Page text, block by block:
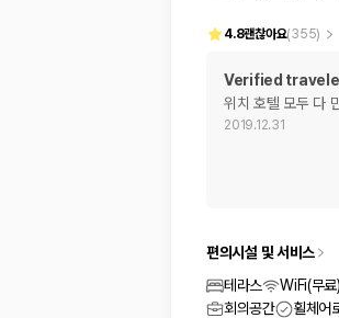
제주렌트카 가격비교는 카모아에
경차, 소형, 준중형, 중
일반자차, 완전자차, 슈퍼자
제주공항 인수 조건 비교:셔틀 이동, 인수 위
비교 후 원하는 차량을 바로 예
4.8괜찮아요(355)
Verified
위치 호텔 모두 다
2019.12.31
편의시설 및 서비스
테라스
WiFi(무료)
회의공간
휠체어